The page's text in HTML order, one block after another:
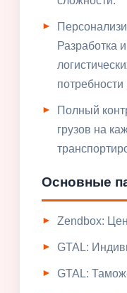
Разработка
потребности
Полный
грузов на
Основные
Zendbox:
GTAL:
GTAL: